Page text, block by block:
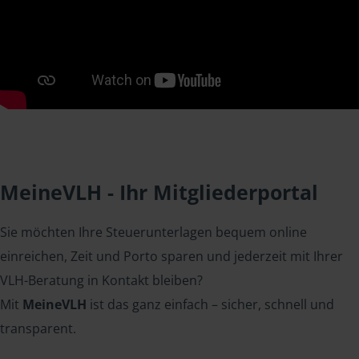
MeineVLH - Ihr Mitgliederportal
Sie möchten Ihre Steuerunterlagen bequem online
einreichen, Zeit und Porto sparen und jederzeit mit Ihrer
VLH-Beratung in Kontakt bleiben?
Mit MeineVLH ist das ganz einfach – sicher, schnell und
transparent.